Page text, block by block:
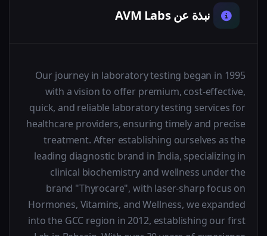
نبذة عن AVM Labs
Our journey in laboratory testing began in 1995
with a vision to offer premium, cost-effective,
quick, and reliable laboratory testing services for
healthcare providers, ensuring timely and precise
treatment. After establishing ourselves as the
leading diagnostic brand in India, specializing in
clinical biochemistry and wellness under the
brand "Thyrocare", with laser-sharp focus on
Hormones, Vitamins, and Wellness, we expanded
into the GCC region in 2012, establishing our first